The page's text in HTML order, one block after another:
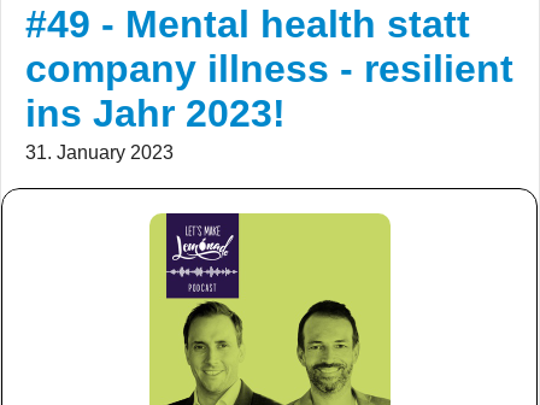
#49 - Mental health statt
company illness - resilient
ins Jahr 2023!
31. January 2023